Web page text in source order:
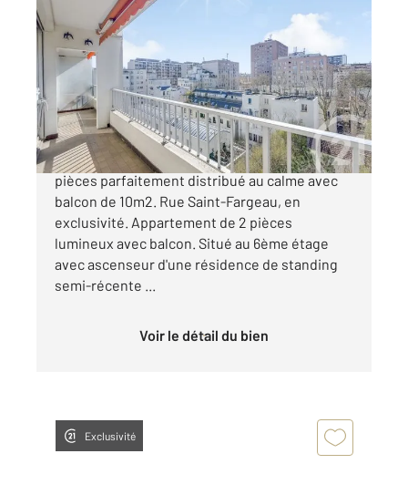
PARIS 75020
47 m
, 2 pièces
Ref : 11525
Appartement T2 à vendre
435 000 €
Paris 20e - Étage élevé, plein Sud, charmant 2
pièces parfaitement distribué au calme avec
balcon de 10m2. Rue Saint-Fargeau, en
exclusivité. Appartement de 2 pièces
lumineux avec balcon. Situé au 6ème étage
avec ascenseur d'une résidence de standing
semi-récente ...
Voir le détail du bien
Exclusivité